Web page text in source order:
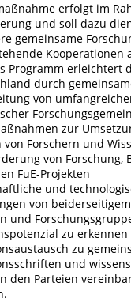
erfolgt im
und soll dazu
gemeinsame
Programm erleichtert
durch
von
zur
von Forschern und
von
FuE-Projekten
und
von
und
zu erkennen
zu
und
den Parteien